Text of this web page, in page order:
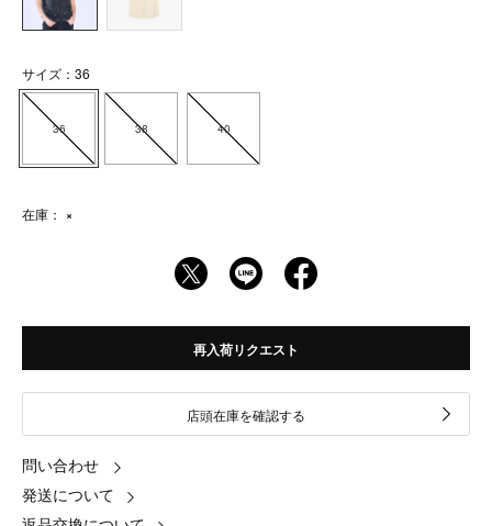
サイズ：36
36 38 40
在庫： ×
再入荷リクエスト
店頭在庫を確認する
問い合わせ
発送について